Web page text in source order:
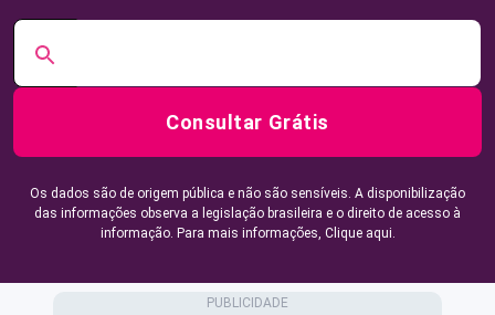
Consultar Grátis
Os dados são de origem pública e não são sensíveis. A disponibilização
das informações observa a legislação brasileira e o direito de acesso à
informação. Para mais informações, Clique aqui.